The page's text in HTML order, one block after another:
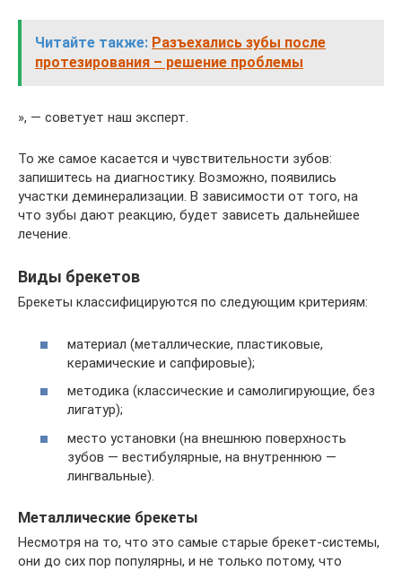
Читайте также: Разъехались зубы после
протезирования – решение проблемы
», — советует наш эксперт.
То же самое касается и чувствительности зубов:
запишитесь на диагностику. Возможно, появились
участки деминерализации. В зависимости от того, на
что зубы дают реакцию, будет зависеть дальнейшее
лечение.
Виды брекетов
Брекеты классифицируются по следующим критериям:
материал (металлические, пластиковые,
керамические и сапфировые);
методика (классические и самолигирующие, без
лигатур);
место установки (на внешнюю поверхность
зубов — вестибулярные, на внутреннюю —
лингвальные).
Металлические брекеты
Несмотря на то, что это самые старые брекет-системы,
они до сих пор популярны, и не только потому, что